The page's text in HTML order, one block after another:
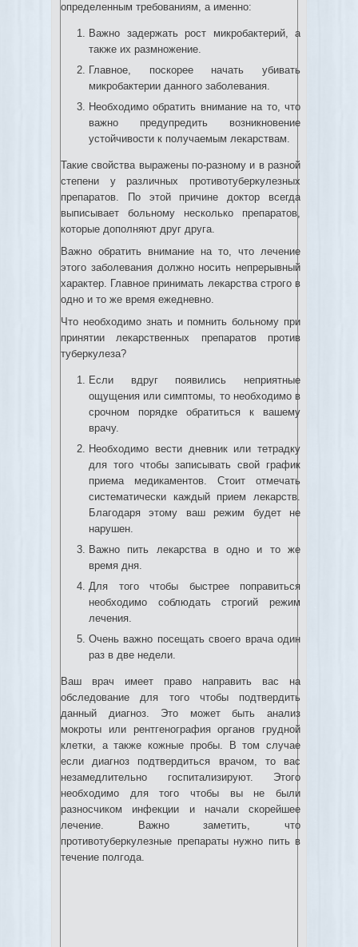
определенным требованиям, а именно:
Важно задержать рост микробактерий, а
также их размножение.
Главное, поскорее начать убивать
микробактерии данного заболевания.
Необходимо обратить внимание на то, что
важно предупредить возникновение
устойчивости к получаемым лекарствам.
Такие свойства выражены по-разному и в разной
степени у различных противотуберкулезных
препаратов. По этой причине доктор всегда
выписывает больному несколько препаратов,
которые дополняют друг друга.
Важно обратить внимание на то, что лечение
этого заболевания должно носить непрерывный
характер. Главное принимать лекарства строго в
одно и то же время ежедневно.
Что необходимо знать и помнить больному при
принятии лекарственных препаратов против
туберкулеза?
Если вдруг появились неприятные
ощущения или симптомы, то необходимо в
срочном порядке обратиться к вашему
врачу.
Необходимо вести дневник или тетрадку
для того чтобы записывать свой график
приема медикаментов. Стоит отмечать
систематически каждый прием лекарств.
Благодаря этому ваш режим будет не
нарушен.
Важно пить лекарства в одно и то же
время дня.
Для того чтобы быстрее поправиться
необходимо соблюдать строгий режим
лечения.
Очень важно посещать своего врача один
раз в две недели.
Ваш врач имеет право направить вас на
обследование для того чтобы подтвердить
данный диагноз. Это может быть анализ
мокроты или рентгенография органов грудной
клетки, а также кожные пробы. В том случае
если диагноз подтвердиться врачом, то вас
незамедлительно госпитализируют. Этого
необходимо для того чтобы вы не были
разносчиком инфекции и начали скорейшее
лечение. Важно заметить, что
противотуберкулезные препараты нужно пить в
течение полгода.